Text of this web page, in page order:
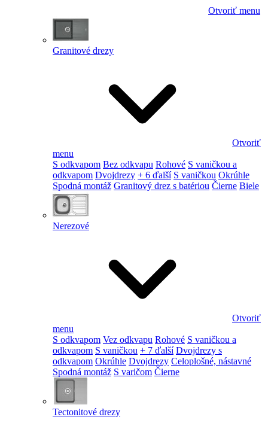
Otvoriť menu
Granitové drezy
Otvoriť
menu
S odkvapom Bez odkvapu Rohové S vaničkou a
odkvapom Dvojdrezy + 6 ďalší S vaničkou Okrúhle
Spodná montáž Granitový drez s batériou Čierne Biele
Nerezové
Otvoriť
menu
S odkvapom Vez odkvapu Rohové S vaničkou a
odkvapom S vaničkou + 7 ďalší Dvojdrezy s
odkvapom Okrúhle Dvojdrezy Celoplošné, nástavné
Spodná montáž S varičom Čierne
Tectonitové drezy